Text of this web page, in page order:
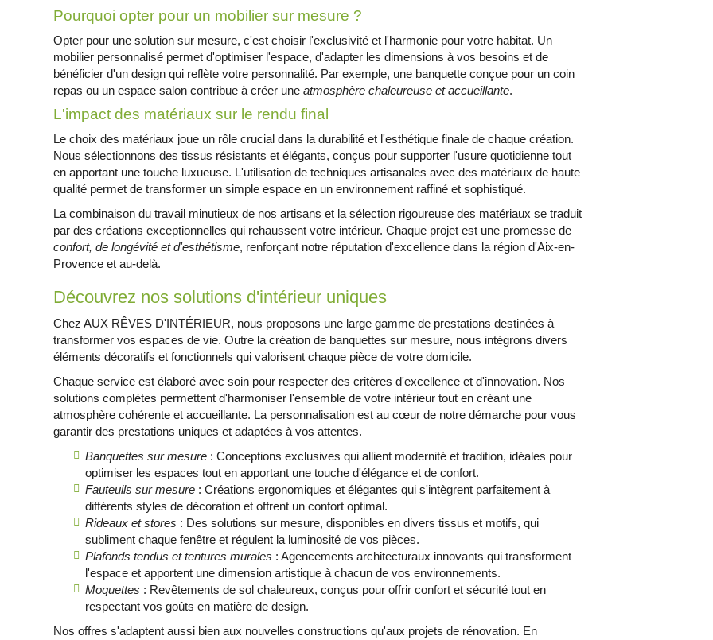
Pourquoi opter pour un mobilier sur mesure ?
Opter pour une solution sur mesure, c'est choisir l'exclusivité et l'harmonie pour votre habitat. Un
mobilier personnalisé permet d'optimiser l'espace, d'adapter les dimensions à vos besoins et de
bénéficier d'un design qui reflète votre personnalité. Par exemple, une banquette conçue pour un coin
repas ou un espace salon contribue à créer uneatmosphère chaleureuse et accueillante.
L'impact des matériaux sur le rendu final
Le choix des matériaux joue un rôle crucial dans la durabilité et l'esthétique finale de chaque création.
Nous sélectionnons des tissus résistants et élégants, conçus pour supporter l'usure quotidienne tout
en apportant une touche luxueuse. L'utilisation de techniques artisanales avec des matériaux de haute
qualité permet de transformer un simple espace en un environnement raffiné et sophistiqué.
La combinaison du travail minutieux de nos artisans et la sélection rigoureuse des matériaux se traduit
par des créations exceptionnelles qui rehaussent votre intérieur. Chaque projet est une promesse de
confort, de longévité et d'esthétisme, renforçant notre réputation d'excellence dans la région d'Aix-en-
Provence et au-delà.
Découvrez nos solutions d'intérieur uniques
Chez AUX RÊVES D'INTÉRIEUR, nous proposons une large gamme de prestations destinées à
transformer vos espaces de vie. Outre la création de banquettes sur mesure, nous intégrons divers
éléments décoratifs et fonctionnels qui valorisent chaque pièce de votre domicile.
Chaque service est élaboré avec soin pour respecter des critères d'excellence et d'innovation. Nos
solutions complètes permettent d'harmoniser l'ensemble de votre intérieur tout en créant une
atmosphère cohérente et accueillante. La personnalisation est au cœur de notre démarche pour vous
garantir des prestations uniques et adaptées à vos attentes.
Banquettes sur mesure : Conceptions exclusives qui allient modernité et tradition, idéales pour
optimiser les espaces tout en apportant une touche d'élégance et de confort.
Fauteuils sur mesure : Créations ergonomiques et élégantes qui s'intègrent parfaitement à
différents styles de décoration et offrent un confort optimal.
Rideaux et stores : Des solutions sur mesure, disponibles en divers tissus et motifs, qui
subliment chaque fenêtre et régulent la luminosité de vos pièces.
Plafonds tendus et tentures murales : Agencements architecturaux innovants qui transforment
l'espace et apportent une dimension artistique à chacun de vos environnements.
Moquettes : Revêtements de sol chaleureux, conçus pour offrir confort et sécurité tout en
respectant vos goûts en matière de design.
Nos offres s'adaptent aussi bien aux nouvelles constructions qu'aux projets de rénovation. En